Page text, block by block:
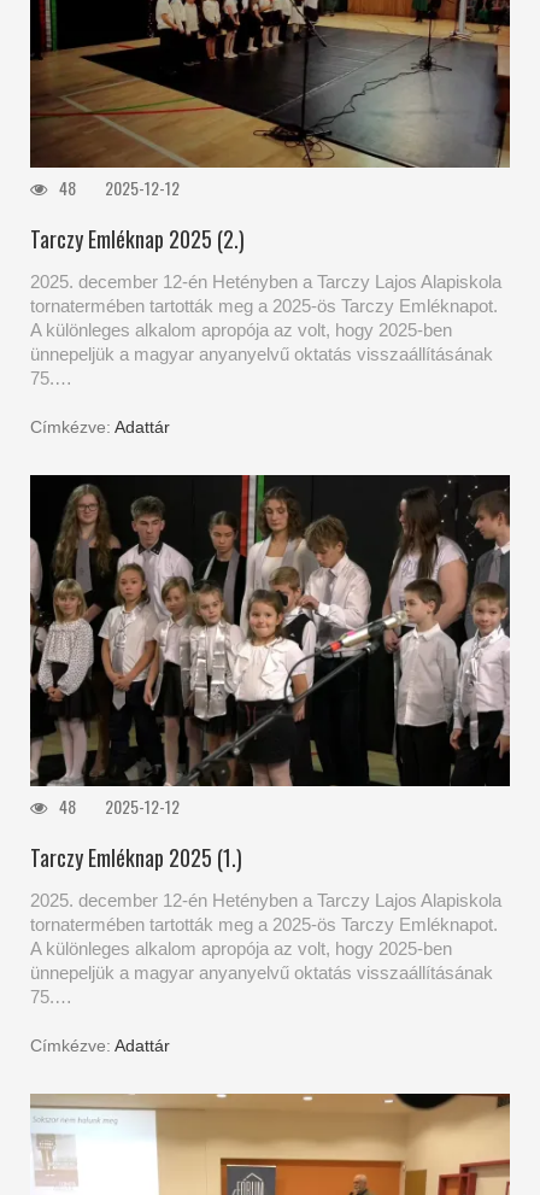
48 2025-12-12
Tarczy Emléknap 2025 (2.)
2025. december 12-én Hetényben a Tarczy Lajos Alapiskola
tornatermében tartották meg a 2025-ös Tarczy Emléknapot.
A különleges alkalom apropója az volt, hogy 2025-ben
ünnepeljük a magyar anyanyelvű oktatás visszaállításának
75.…
Címkézve: Adattár
48 2025-12-12
Tarczy Emléknap 2025 (1.)
2025. december 12-én Hetényben a Tarczy Lajos Alapiskola
tornatermében tartották meg a 2025-ös Tarczy Emléknapot.
A különleges alkalom apropója az volt, hogy 2025-ben
ünnepeljük a magyar anyanyelvű oktatás visszaállításának
75.…
Címkézve: Adattár